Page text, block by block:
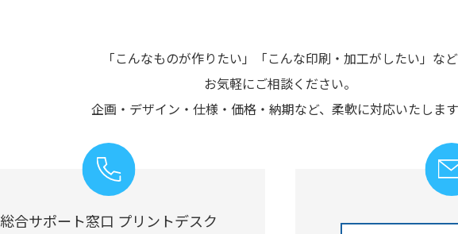
「こんなものが作りたい」
「こんな印刷・加工がしたい」など
お気軽にご相談ください。
企画・デザイン・仕様・価格・納期など、 柔軟に対応いたしま
総合サポート窓口 プリントデスク